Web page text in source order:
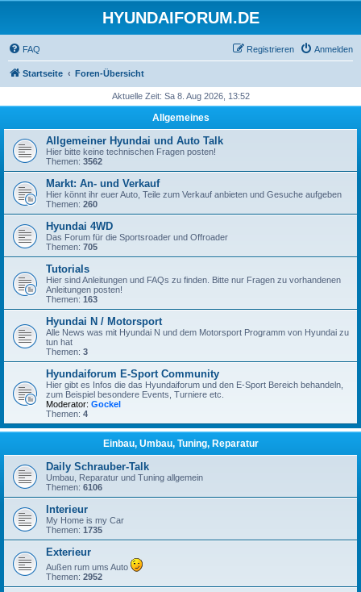
HYUNDAIFORUM.DE
FAQ Anmelden
Registrieren
Startseite Foren-Übersicht
Aktuelle Zeit: Sa 8. Aug 2026, 13:52
Allgemeines
Allgemeiner Hyundai und Auto Talk
Hier bitte keine technischen Fragen posten!
Themen: 3562
Markt: An- und Verkauf
Hier könnt ihr euer Auto, Teile zum Verkauf anbieten und Gesuche aufgeben
Themen: 260
Hyundai 4WD
Das Forum für die Sportsroader und Offroader
Themen: 705
Tutorials
Hier sind Anleitungen und FAQs zu finden. Bitte nur Fragen zu vorhandenen
Anleitungen posten!
Themen: 163
Hyundai N / Motorsport
Alle News was mit Hyundai N und dem Motorsport Programm von Hyundai zu
tun hat
Themen: 3
Hyundaiforum E-Sport Community
Hier gibt es Infos die das Hyundaiforum und den E-Sport Bereich behandeln,
zum Beispiel besondere Events, Turniere etc.
Moderator: Gockel
Themen: 4
Einbau, Umbau, Tuning, Reparatur
Daily Schrauber-Talk
Umbau, Reparatur und Tuning allgemein
Themen: 6106
Interieur
My Home is my Car
Themen: 1735
Exterieur
Außen rum ums Auto
Themen: 2952